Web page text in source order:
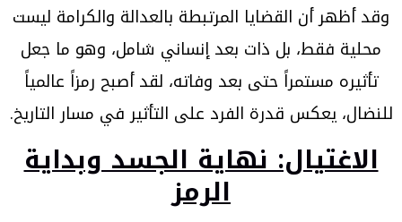
وقد أظهر أن القضايا المرتبطة بالعدالة والكرامة ليست
محلية فقط، بل ذات بعد إنساني شامل، وهو ما جعل
تأثيره مستمراً حتى بعد وفاته، لقد أصبح رمزاً عالمياً
للنضال، يعكس قدرة الفرد على التأثير في مسار التاريخ.
الاغتيال: نهاية الجسد وبداية
الرمز